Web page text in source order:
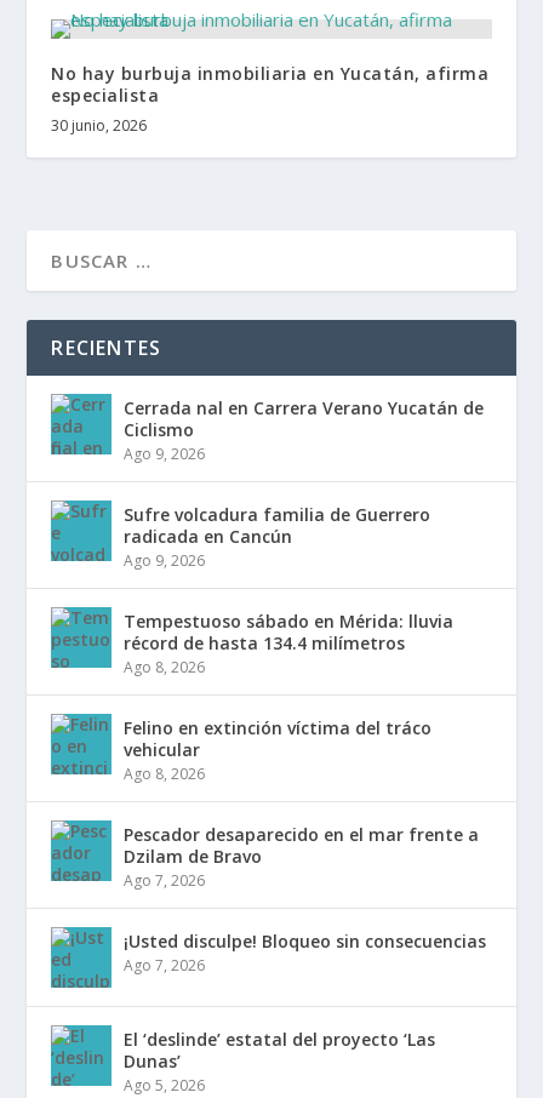
No hay burbuja inmobiliaria en Yucatán, afirma
especialista
30 junio, 2026
RECIENTES
Cerrada final en Carrera Verano Yucatán de
Ciclismo
Ago 9, 2026
Sufre volcadura familia de Guerrero
radicada en Cancún
Ago 9, 2026
Tempestuoso sábado en Mérida: lluvia
récord de hasta 134.4 milímetros
Ago 8, 2026
Felino en extinción víctima del tráfico
vehicular
Ago 8, 2026
Pescador desaparecido en el mar frente a
Dzilam de Bravo
Ago 7, 2026
¡Usted disculpe! Bloqueo sin consecuencias
Ago 7, 2026
El ‘deslinde’ estatal del proyecto ‘Las
Dunas’
Ago 5, 2026